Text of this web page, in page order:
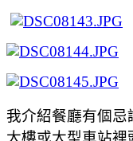
我介紹餐廳有個
大樓或大型車站